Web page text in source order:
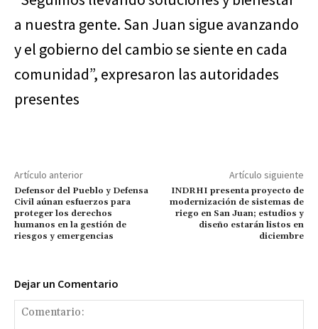
a nuestra gente. San Juan sigue avanzando
y el gobierno del cambio se siente en cada
comunidad”, expresaron las autoridades
presentes
Artículo anterior
Defensor del Pueblo y Defensa
Civil aúnan esfuerzos para
proteger los derechos
humanos en la gestión de
riesgos y emergencias
Artículo siguiente
INDRHI presenta proyecto de
modernización de sistemas de
riego en San Juan; estudios y
diseño estarán listos en
diciembre
Dejar un Comentario